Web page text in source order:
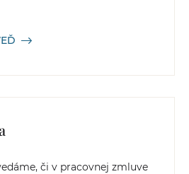
či v pracovnej zmluve